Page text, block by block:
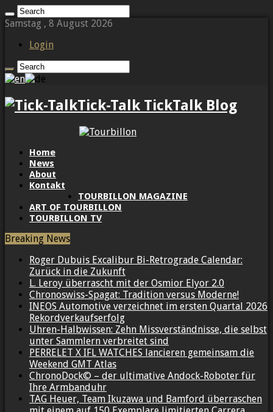
Samstag , 8 August 2026
Login
Tick-Talk TickTalk Blog
Home
News
About
Kontakt
TOURBILLON MAGAZINE
ART OF TOURBILLON
TOURBILLON TV
Breaking News
Roger Dubuis Excalibur Bi-Retrograde Calendar:
Zurück in die Zukunft
L. Leroy überrascht mit der Osmior Elyor 2.0
Chronoswiss-Spagat: Tradition versus Moderne!
INEOS Automotive verzeichnet im ersten Quartal 2026
Rekordverkaufserfolg
Uhren-Halbwissen: Zehn Missverständnisse, die selbst
unter Sammlern verbreitet sind
PERRELET X IFL WATCHES lancieren gemeinsam die
Weekend GMT Atlas
ChronoDock© – der ultimative Andock-Roboter für
Ihre Armbanduhr
TAG Heuer, Team Ikuzawa und Bamford überraschen